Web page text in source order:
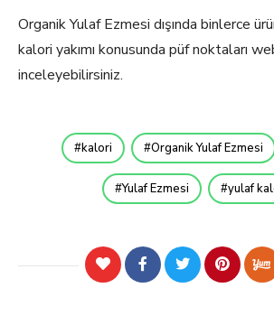
Organik Yulaf Ezmesi dışında binlerce
kalori yakımı konusunda püf noktaları
inceleyebilirsiniz.
kalori Organik Yulaf Ezmesi
Yulaf Ezmesi yulaf